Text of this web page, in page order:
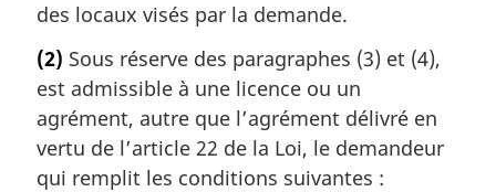
des locaux visés par la demande.
(2) Sous réserve des paragraphes (3) et (4),
est admissible à une licence ou un
agrément, autre que l’agrément délivré en
vertu de l’article 22 de la Loi, le demandeur
qui remplit les conditions suivantes :